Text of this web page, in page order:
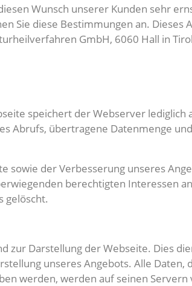
Wunsch unserer Kunden sehr
Sie diese Bestimmungen an. Dieses
GmbH, 6060 Hall in
speichert der Webserver lediglich
Abrufs, übertragene Datenmenge
sowie der Verbesserung unseres
berechtigten Interessen
gelöscht.
zur Darstellung der Webseite. Dies
unseres Angebots. Alle Daten,
werden, werden auf seinen Servern